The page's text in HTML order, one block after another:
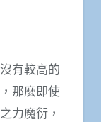
有較高的
那麼即使
力魔衍，